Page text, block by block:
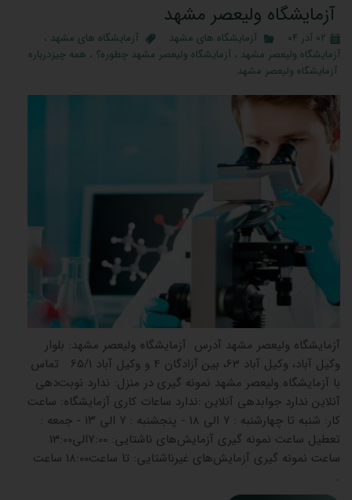
آزمایشگاه ولیعصر مشهد
۰۲ آذر ۰۴ آزمایشگاه های مشهد آزمایشگاه های مشهد ،
آزمایشگاه ولیعصر مشهد ، آزمایشگاه ولیعصر مشهد چطوره؟ ، همه چیزدرباره
آزمایشگاه ولیعصر مشهد
آزمایشگاه ولیعصر مشهد آدرس آزمایشگاه ولیعصر مشهد: بلوار
وکیل آباد، وکیل آباد 63، بین آزادگان 4 و وکیل آباد 65/1 تماس
با آزمایشگاه ولیعصر مشهد نمونه گیری در منزل: ندارد نوبت‌دهی
آنلاین ندارد جوابدهی آنلاین :ندارد ساعات کاری آزمایشگاه: ساعت
کار: شنبه تا چهارشنبه : ۷ الی ۱۸ - پنجشنبه : ۷ الی ۱۳ - جمعه :
تعطیل ساعت نمونه گیری آزمایش‌های ناشتایی: 7:00الی13:00
ساعت نمونه گیری آزمایش‌های غیرناشتایی: تا ساعت18:00 ساعت
…